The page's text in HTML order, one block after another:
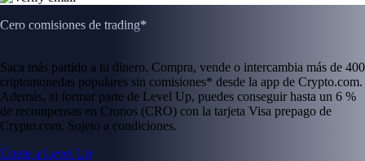
Cero comisiones de trading*
Saca más partido a tu dinero. Compra, vende o intercambia más de 400
criptomonedas populares sin comisiones* desde la app de Crypto.com.
Además, al formar parte de Level Up, puedes conseguir hasta un 6 %
de recompensas en Cronos (CRO) con la tarjeta Visa prepago de
Crypto.com. Sujeto a condiciones.
Únete a Level Up